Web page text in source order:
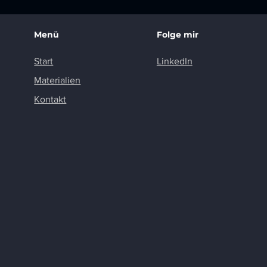
Menü
Start
Materialien
Kontakt
Folge mir
LinkedIn